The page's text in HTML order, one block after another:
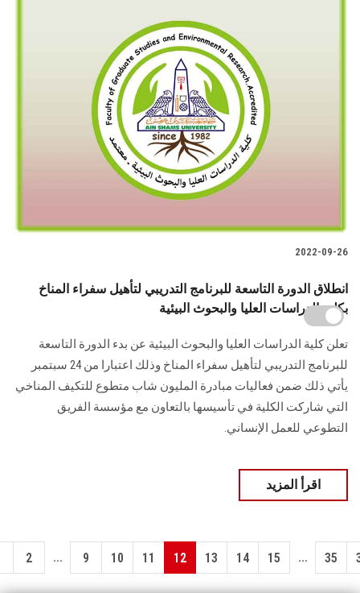
2022-09-26
انطلاق الدورة التاسعة للبرنامج التدريبي لتأهيل سفراء المناخ
بكلية الدراسات العليا والبحوث البيئية
تعلن كلية الدراسات العليا والبحوث البيئية عن بدء الدورة التاسعة
للبرنامج التدريبي لتأهيل سفراء المناخ وذلك اعتبارا من 24 سبتمبر
يأتي ذلك ضمن فعاليات مبادرة المليون شاب متطوع للتكيف المناخي
التي شاركت الكلية في تأسيسها بالتعاون مع مؤسسة الفريق
التطوعي للعمل الإنساني.
اقرأ المزيد
2 ... 9 10 11 12 13 14 15 ... 35